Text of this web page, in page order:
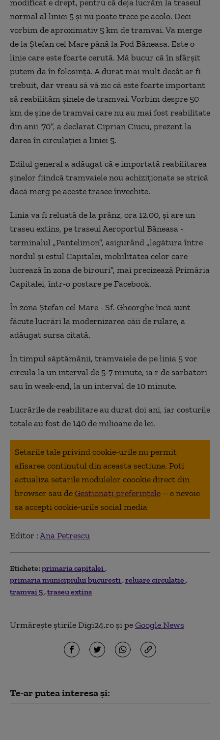
modificat e drept, pentru că deja lucrăm la traseul
normal al liniei 5 și nu poate trece pe acolo. Deci
vorbim de aproximativ 5 km de tramvai. Va merge
de la Ștefan cel Mare până la Pod Băneasa. Este o
linie care este foarte cerută. Mă bucur că în sfârșit
putem da în folosință. A durat mai mult decât ar fi
trebuit, dar vreau să vă zic că este foarte important
să reabilităm șinele de tramvai. Vorbim despre 50
km de șine de tramvai care nu au mai fost reabilitate
din anii '70”, a declarat Ciprian Ciucu, prezent la
darea în circulației a liniei 5.
Edilul general a adăugat că e importată reabilitarea
șinelor fiindcă tramvaiele nou achiziționate se strică
dacă merg pe aceste trasee învechite.
Linia va fi reluată de la prânz, ora 12.00, și are un
traseu extins, pe traseul Aeroportul Băneasa -
terminalul „Pantelimon”, asigurând „legătura între
nordul și estul Capitalei, mobilitatea celor care
lucrează în zona de birouri”, mai precizează Primăria
Capitalei, într-o postare pe Facebook.
În zona Ștefan cel Mare - Sf. Gheorghe încă sunt
făcute lucrări la modernizarea căii de rulare, a
adăugat sursa citată.
În timpul săptămânii, tramvaiele de pe linia 5 vor
circula la un interval de 5-7 minute, ia r de sărbători
sau în week-end, la un interval de 10 minute.
Lucrările de reabilitare au durat doi ani, iar costurile
totale au fost de 140 de milioane de lei.
Setarile tale privind cookie-urile nu permit
afisarea continutul din aceasta sectiune. Poti
actualiza setarile modulelor coookie direct din
browser sau deGestionați preferințele – e nevoie
sa accepti cookie-urile social media
Editor :Ana Petrescu
Etichete: primaria capitalei
primaria municipiului bucuresti reluare circulatie
tramvai 5 traseu extins
Urmărește știrile Digi24.ro și peGoogle News
Te-ar putea interesa și: